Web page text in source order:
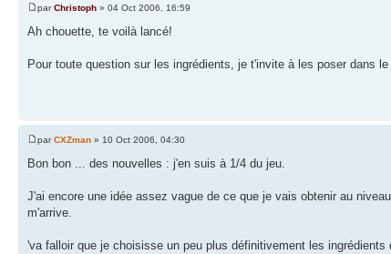
parChristoph » 04 Oct 2006, 16:59
Ah chouette, te voilà lancé!
Pour toute question sur les ingrédients, je t'invite à les poser dans
parCXZman » 10 Oct 2006, 04:30
Bon bon ... des nouvelles : j'en suis à 1/4 du jeu.
J'ai encore une idée assez vague de ce que je vais obtenir au
m'arrive.
'va falloir que je choisisse un peu plus définitivement les ingrédients